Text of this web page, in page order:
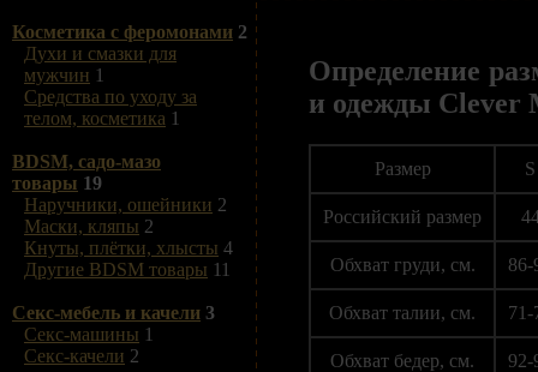
Косметика с феромонами 2
Духи и смазки для
мужчин 1
Средства по уходу за
телом, косметика 1
BDSM, садо-мазо
товары 19
Наручники, ошейники 2
Маски, кляпы 2
Кнуты, плётки, хлысты 4
Другие BDSM товары 11
Секс-мебель и качели 3
Секс-машины 1
Секс-качели 2
Определение
и одежды Clever
Размер S
Российский размер
Обхват груди, см. 86-
Обхват талии, см. 71-
Обхват бедер, см. 92-